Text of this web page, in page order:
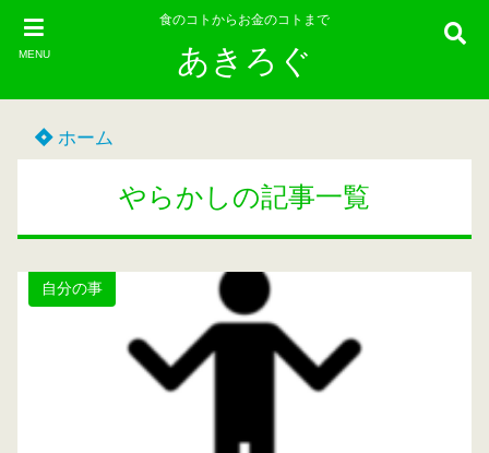
MENU
食のコトからお金のコトまで
あきろぐ
ホーム
やらかしの記事一覧
自分の事